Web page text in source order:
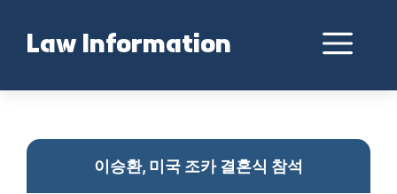
contentLaw Information
이승환, 미국 조카 결혼식 참석